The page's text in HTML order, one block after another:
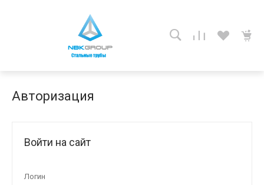
Авторизация
Войти на сайт
Логин